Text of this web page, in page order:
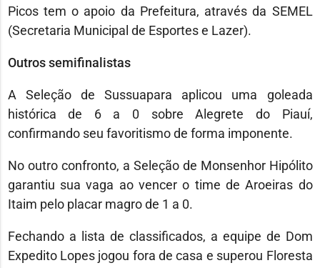
Picos tem o apoio da Prefeitura, através da SEMEL
(Secretaria Municipal de Esportes e Lazer).
Outros semifinalistas
A Seleção de Sussuapara aplicou uma goleada
histórica de 6 a 0 sobre Alegrete do Piauí,
confirmando seu favoritismo de forma imponente.
No outro confronto, a Seleção de Monsenhor Hipólito
garantiu sua vaga ao vencer o time de Aroeiras do
Itaim pelo placar magro de 1 a 0.
Fechando a lista de classificados, a equipe de Dom
Expedito Lopes jogou fora de casa e superou Floresta